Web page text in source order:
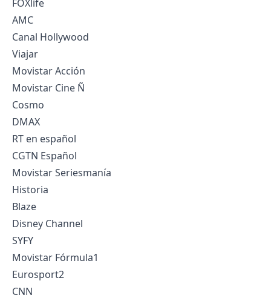
FOXlife
AMC
Canal Hollywood
Viajar
Movistar Acción
Movistar Cine Ñ
Cosmo
DMAX
RT en español
CGTN Español
Movistar Seriesmanía
Historia
Blaze
Disney Channel
SYFY
Movistar Fórmula1
Eurosport2
CNN